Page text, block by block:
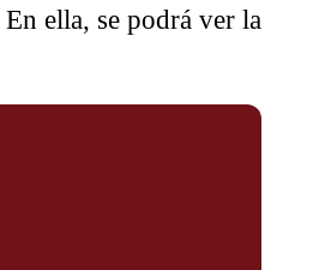
ella, se podrá ver la